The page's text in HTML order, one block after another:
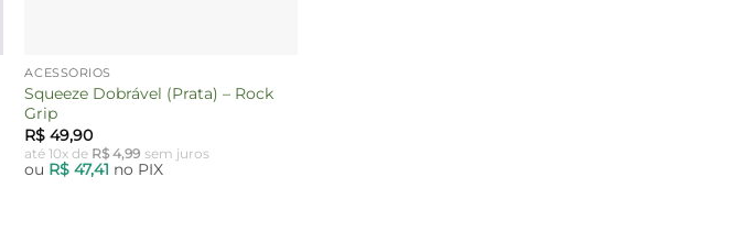
ACESSÓRIOS
Squeeze Dobrável (Prata) – Rock
Grip
R$ 49,90
até 10x de R$4,99 sem juros
ou R$ 47,41 no PIX